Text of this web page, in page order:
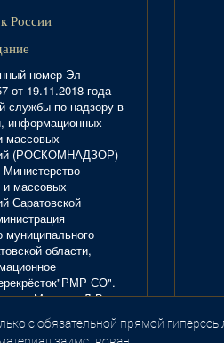
России
номер Эл
от 19.11.2018 года
службы по надзору в
информационных
массовых
(РОСКОМНАДЗОР)
массовых
Саратовской
муниципального
области,
СО".
Маркова Л.В.
20-72; отдел
10.с обязательной прямой